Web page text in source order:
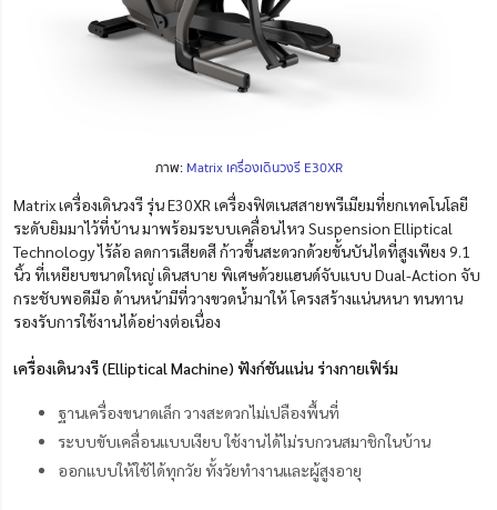
ภาพ: Matrix เครื่องเดินวงรี E30XR
Matrix เครื่องเดินวงรี รุ่น E30XR เครื่องฟิตเนสสายพรีเมียมที่ยกเทคโนโลยี
ระดับยิมมาไว้ที่บ้าน มาพร้อมระบบเคลื่อนไหว Suspension Elliptical
Technology ไร้ล้อ ลดการเสียดสี ก้าวขึ้นสะดวกด้วยขั้นบันไดที่สูงเพียง 9.1
นิ้ว ที่เหยียบขนาดใหญ่ เดินสบาย พิเศษด้วยแฮนด์จับแบบ Dual-Action จับ
กระชับพอดีมือ ด้านหน้ามีที่วางขวดน้ำมาให้ โครงสร้างแน่นหนา ทนทาน
รองรับการใช้งานได้อย่างต่อเนื่อง
เครื่องเดินวงรี (Elliptical Machine) ฟังก์ชันแน่น ร่างกายเฟิร์ม
ฐานเครื่องขนาดเล็ก วางสะดวกไม่เปลืองพื้นที่
ระบบขับเคลื่อนแบบเงียบ ใช้งานได้ไม่รบกวนสมาชิกในบ้าน
ออกแบบให้ใช้ได้ทุกวัย ทั้งวัยทำงานและผู้สูงอายุ